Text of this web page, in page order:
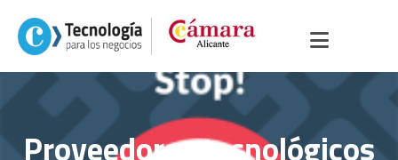
Proveedores tecnológicos